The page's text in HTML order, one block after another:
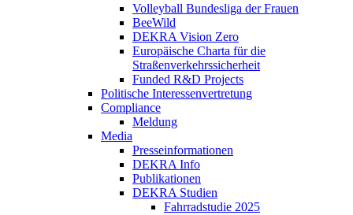
Volleyball Bundesliga der Frauen
BeeWild
DEKRA Vision Zero
Europäische Charta für die
Straßenverkehrssicherheit
Funded R&D Projects
Politische Interessenvertretung
Compliance
Meldung
Media
Presseinformationen
DEKRA Info
Publikationen
DEKRA Studien
Fahrradstudie 2025